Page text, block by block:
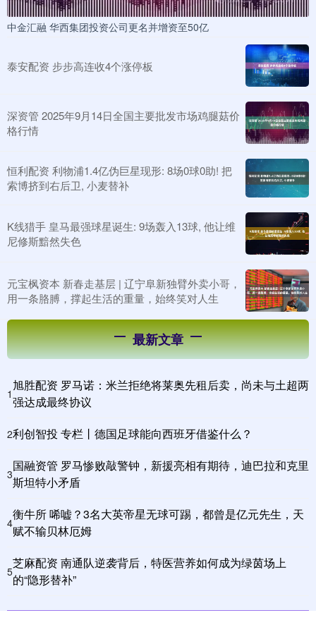
中金汇融 华西集团投资公司更名并增资至50亿
泰安配资 步步高连收4个涨停板
深资管 2025年9月14日全国主要批发市场鸡腿菇价
格行情
恒利配资 利物浦1.4亿伪巨星现形: 8场0球0助! 把
索博挤到右后卫, 小麦替补
K线猎手 皇马最强球星诞生: 9场轰入13球, 他让维
尼修斯黯然失色
元宝枫资本 新春走基层 | 辽宁阜新独臂外卖小哥，
用一条胳膊，撑起生活的重量，始终笑对人生
最新文章
1
旭胜配资 罗马诺：米兰拒绝将莱奥先租后卖，尚未与土超两
强达成最终协议
2利创智投 专栏丨德国足球能向西班牙借鉴什么？
3
国融资管 罗马惨败敲警钟，新援亮相有期待，迪巴拉和克里
斯坦特小矛盾
4
衡牛所 唏嘘？3名大英帝星无球可踢，都曾是亿元先生，天
赋不输贝林厄姆
5
芝麻配资 南通队逆袭背后，特医营养如何成为绿茵场上
的“隐形替补”